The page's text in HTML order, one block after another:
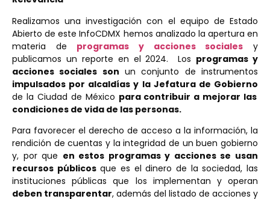
Realizamos una investigación con el equipo de Estado
Abierto de este InfoCDMX hemos analizado la apertura en
materia de programas y acciones sociales y
publicamos un reporte en el 2024. Los programas y
acciones sociales son un conjunto de instrumentos
impulsados por alcaldías y la Jefatura de Gobierno
de la Ciudad de México para contribuir a mejorar las
condiciones de vida de las personas.
Para favorecer el derecho de acceso a la información, la
rendición de cuentas y la integridad de un buen gobierno
y, por que en estos programas y acciones se usan
recursos públicosque es el dinero de la sociedad, las
instituciones públicas que los implementan y operan
deben transparentar, además del listado de acciones y